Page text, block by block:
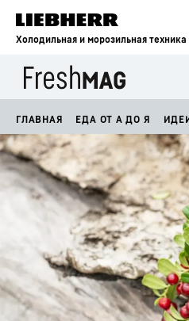
Холодильная и морозильная техника
ГЛАВНАЯ ЕДА ОТ А ДО Я